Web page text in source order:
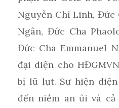
Nguyễn Chí Linh, Đức
Ngân, Đức Cha
Đức Cha Emmanuel
đại diện cho
bị lũ lụt. Sự hiện
đến niềm an ủi và